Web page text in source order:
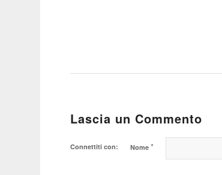
Lascia un Commento
Connettiti con: Nome*